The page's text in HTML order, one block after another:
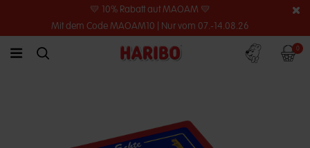
💛 10% Rabatt auf MAOAM 💛
Mit dem Code MAOAM10 | Nur vom 07.-14.08.26
link.header.menu.label
simplesearch.search.label
Konto 0